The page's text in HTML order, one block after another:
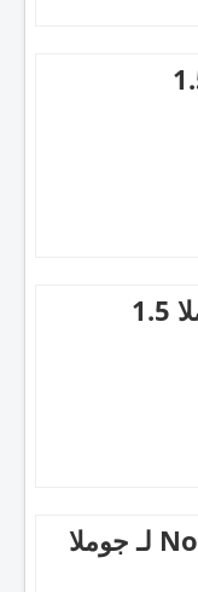
ترجمة North Macedonian لـ جوملا